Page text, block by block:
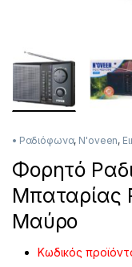
• Ραδιόφωνα, N'oveen,
Φορητό
Μπαταρίας
Μαύρο
Κωδικός